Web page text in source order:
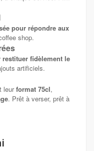
pour répondre aux
shop.
fidèlement le
artificiels.
leurformat 75cl,
. Prêt à verser, prêt à